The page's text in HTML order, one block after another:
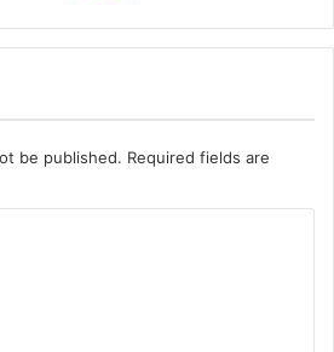
be published. Required fields are